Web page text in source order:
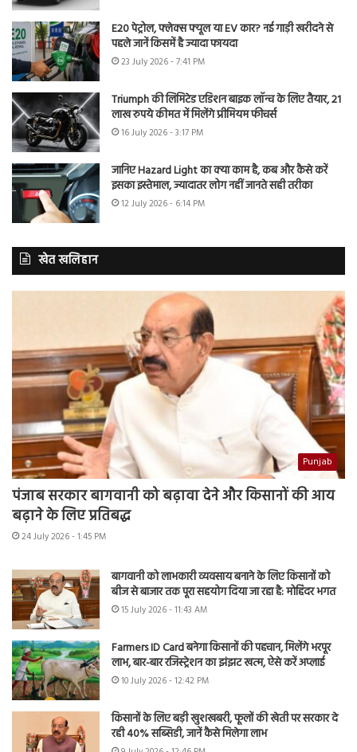
E20 पेट्रोल, फ्लेक्स फ्यूल या EV कार? नई गाड़ी खरीदने से
पहले जानें किसमें है ज्यादा फायदा
23 July 2026 - 7:41 PM
Triumph की लिमिटेड एडिशन बाइक लॉन्च के लिए तैयार, 21
लाख रुपये कीमत में मिलेंगे प्रीमियम फीचर्स
16 July 2026 - 3:17 PM
जानिए Hazard Light का क्या काम है, कब और कैसे करें
इसका इस्तेमाल, ज्यादातर लोग नहीं जानते सही तरीका
12 July 2026 - 6:14 PM
खेत खलिहान
Punjab
पंजाब सरकार बागवानी को बढ़ावा देने और किसानों की आय
बढ़ाने के लिए प्रतिबद्ध
24 July 2026 - 1:45 PM
बागवानी को लाभकारी व्यवसाय बनाने के लिए किसानों को
बीज से बाजार तक पूरा सहयोग दिया जा रहा है: मोहिंदर भगत
15 July 2026 - 11:43 AM
Farmers ID Card बनेगा किसानों की पहचान, मिलेंगे भरपूर
लाभ, बार-बार रजिस्ट्रेशन का झंझट खत्म, ऐसे करें अप्लाई
10 July 2026 - 12:42 PM
किसानों के लिए बड़ी खुशखबरी, फूलों की खेती पर सरकार दे
रही 40% सब्सिडी, जानें कैसे मिलेगा लाभ